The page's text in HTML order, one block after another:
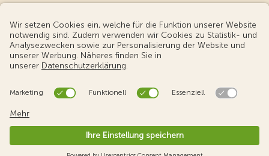
© Touring Club Schweiz
Benutzungsbedingungen - rechtliche Informationen
Cookie-Einstellungen